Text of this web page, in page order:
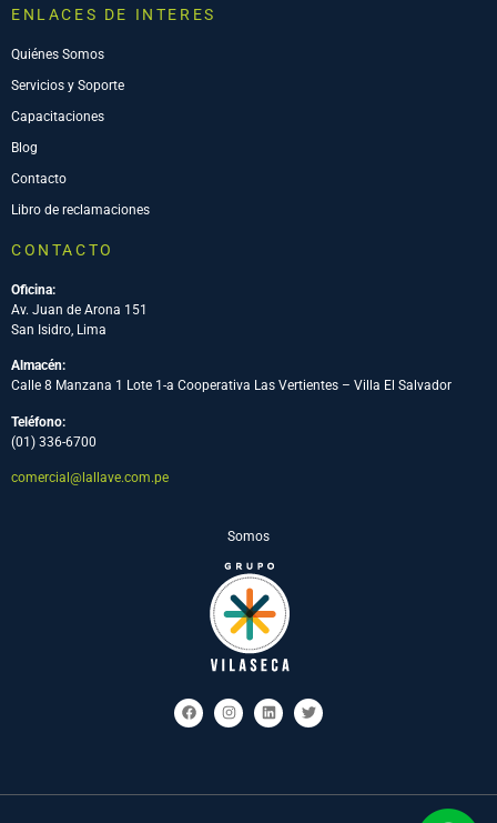
ENLACES DE INTERES
Quiénes Somos
Servicios y Soporte
Capacitaciones
Blog
Contacto
Libro de reclamaciones
CONTACTO
Oficina:
Av. Juan de Arona 151
San Isidro, Lima
Almacén:
Calle 8 Manzana 1 Lote 1-a Cooperativa Las Vertientes – Villa El Salvador
Teléfono:
(01) 336-6700
comercial@lallave.com.pe
Somos